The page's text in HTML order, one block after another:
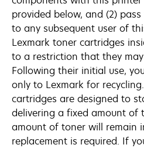
provided below, and (2)
to any subsequent user of
Lexmark toner cartridges
to a restriction that they
Following their initial use,
only to Lexmark for
cartridges are designed to
delivering a fixed amount of
amount of toner will remain
replacement is required. If